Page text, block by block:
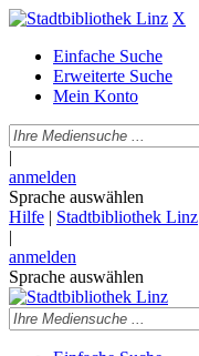
X
Einfache Suche
Erweiterte Suche
Mein Konto
|
anmelden
Sprache auswählen
Hilfe | Stadtbibliothek Linz
|
anmelden
Sprache auswählen